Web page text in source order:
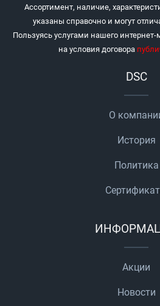
Ассортимент, наличие,
указаны справочно и могут
Пользуясь услугами нашего
на условия договора
DSC
О
История
Политика
Акции
Новости